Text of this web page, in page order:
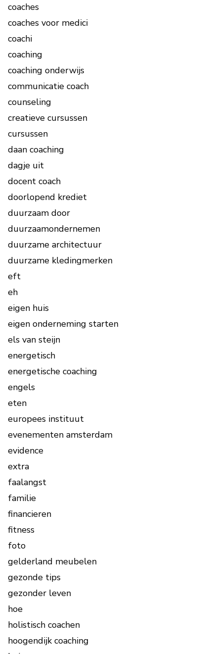
coaches
coaches voor medici
coachi
coaching
coaching onderwijs
communicatie coach
counseling
creatieve cursussen
cursussen
daan coaching
dagje uit
docent coach
doorlopend krediet
duurzaam door
duurzaamondernemen
duurzame architectuur
duurzame kledingmerken
eft
eh
eigen huis
eigen onderneming starten
els van steijn
energetisch
energetische coaching
engels
eten
europees instituut
evenementen amsterdam
evidence
extra
faalangst
familie
financieren
fitness
foto
gelderland meubelen
gezonde tips
gezonder leven
hoe
holistisch coachen
hoogendijk coaching